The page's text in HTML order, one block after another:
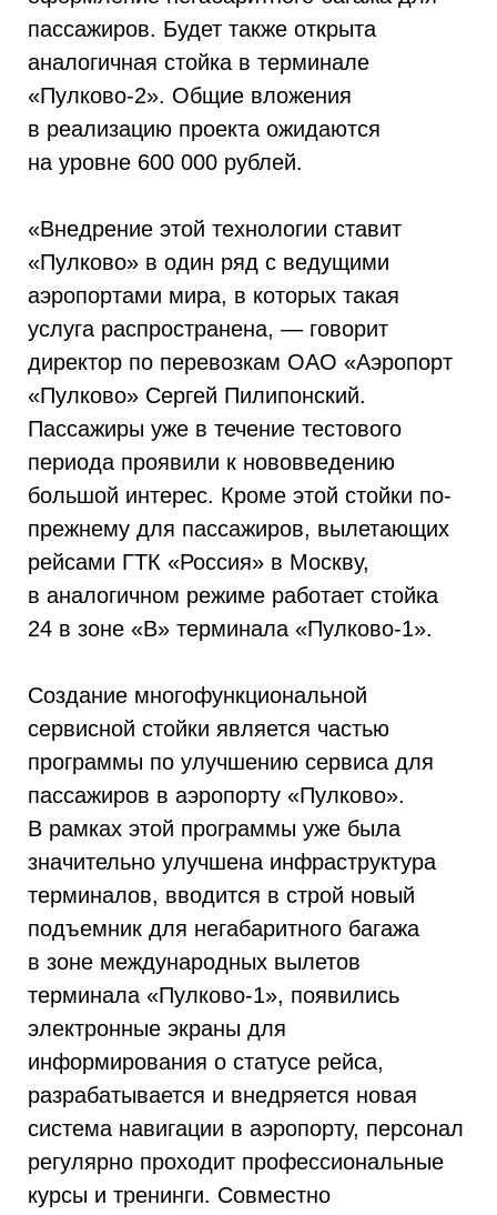
пассажиров. Будет также открыта
аналогичная стойка в терминале
«Пулково-2». Общие вложения
в реализацию проекта ожидаются
на уровне 600 000 рублей.
«Внедрение этой технологии ставит
«Пулково» в один ряд с ведущими
аэропортами мира, в которых такая
услуга распространена, — говорит
директор по перевозкам ОАО «Аэропорт
«Пулково» Сергей Пилипонский.
Пассажиры уже в течение тестового
периода проявили к нововведению
большой интерес. Кроме этой стойки по-
прежнему для пассажиров, вылетающих
рейсами ГТК «Россия» в Москву,
в аналогичном режиме работает стойка
24 в зоне «В» терминала «Пулково-1».
Создание многофункциональной
сервисной стойки является частью
программы по улучшению сервиса для
пассажиров в аэропорту «Пулково».
В рамках этой программы уже была
значительно улучшена инфраструктура
терминалов, вводится в строй новый
подъемник для негабаритного багажа
в зоне международных вылетов
терминала «Пулково-1», появились
электронные экраны для
информирования о статусе рейса,
разрабатывается и внедряется новая
система навигации в аэропорту, персонал
регулярно проходит профессиональные
курсы и тренинги. Совместно